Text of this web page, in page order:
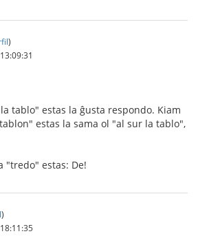
)
tablo" estas la ĝusta respondo. Kiam
estas la sama ol "al sur la tablo",
"tredo" estas: De!
)